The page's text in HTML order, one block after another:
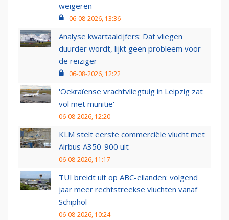
weigeren
06-08-2026, 13:36
Analyse kwartaalcijfers: Dat vliegen
duurder wordt, lijkt geen probleem voor
de reiziger
06-08-2026, 12:22
'Oekraïense vrachtvliegtuig in Leipzig zat
vol met munitie'
06-08-2026, 12:20
KLM stelt eerste commerciële vlucht met
Airbus A350-900 uit
06-08-2026, 11:17
TUI breidt uit op ABC-eilanden: volgend
jaar meer rechtstreekse vluchten vanaf
Schiphol
06-08-2026, 10:24